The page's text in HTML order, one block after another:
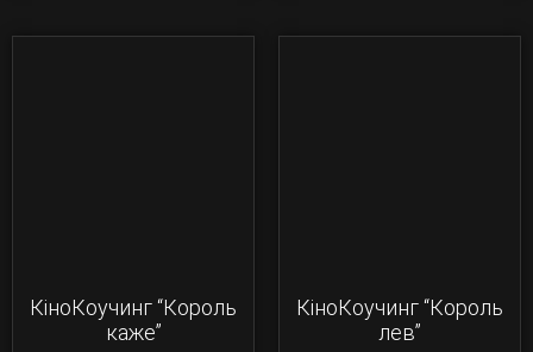
КіноКоучинг “Король
каже”
КіноКоучинг “Король
лев”